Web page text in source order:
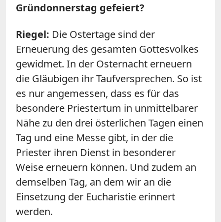
Gründonnerstag gefeiert?
Riegel: Die Ostertage sind der
Erneuerung des gesamten Gottesvolkes
gewidmet. In der Osternacht erneuern
die Gläubigen ihr Taufversprechen. So ist
es nur angemessen, dass es für das
besondere Priestertum in unmittelbarer
Nähe zu den drei österlichen Tagen einen
Tag und eine Messe gibt, in der die
Priester ihren Dienst in besonderer
Weise erneuern können. Und zudem an
demselben Tag, an dem wir an die
Einsetzung der Eucharistie erinnert
werden.